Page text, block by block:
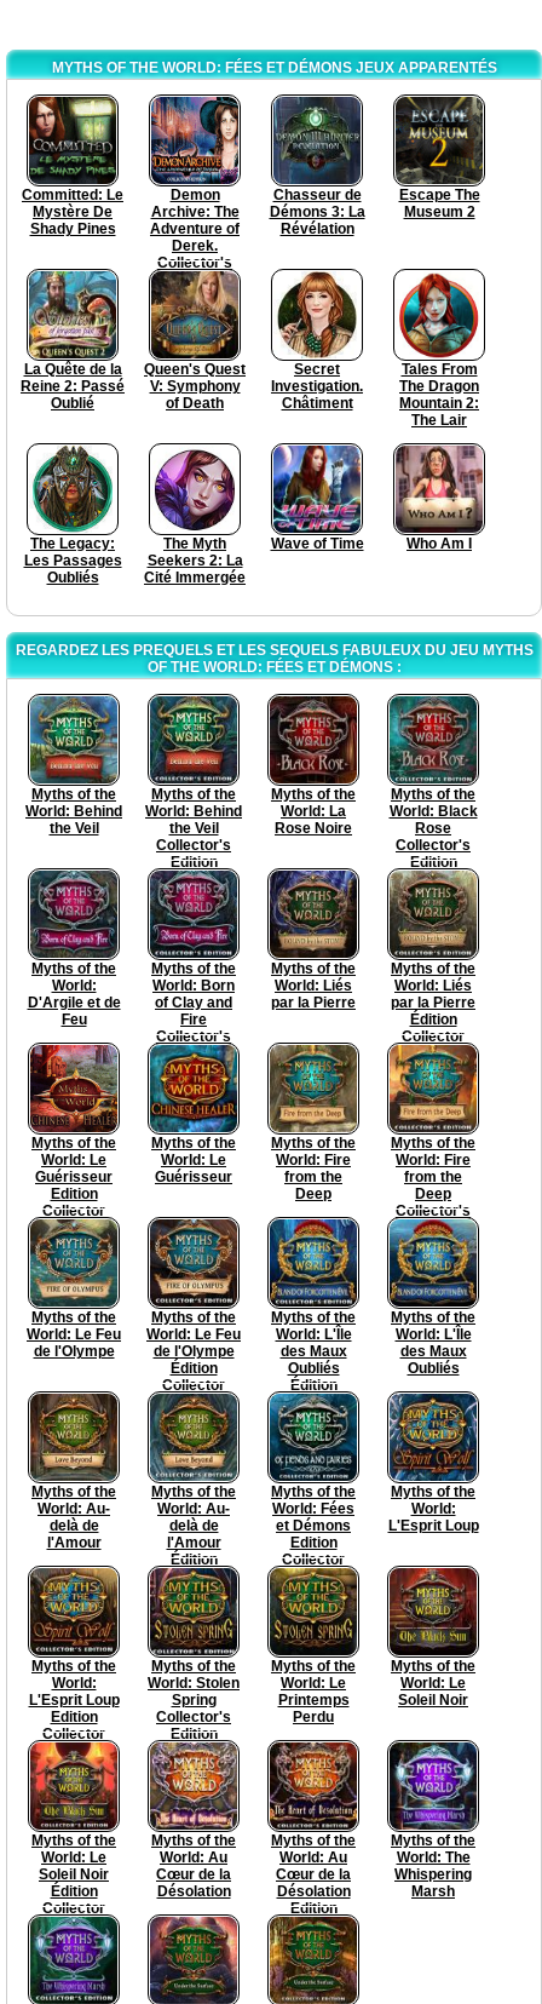
MYTHS OF THE WORLD: FÉES ET DÉMONS JEUX APPARENTÉS
Committed: Le
Mystère De
Shady Pines
Demon
Archive: The
Adventure of
Derek.
Collector's
Edition
Chasseur de
Démons 3: La
Révélation
Escape The
Museum 2
La Quête de la
Reine 2: Passé
Oublié
Queen's Quest
V: Symphony
of Death
Secret
Investigation.
Châtiment
Tales From
The Dragon
Mountain 2:
The Lair
The Legacy:
Les Passages
Oubliés
The Myth
Seekers 2: La
Cité Immergée
Wave of Time Who Am I
REGARDEZ LES PREQUELS ET LES SEQUELS FABULEUX DU JEU MYTHS
OF THE WORLD: FÉES ET DÉMONS :
Myths of the
World: Behind
the Veil
Myths of the
World: Behind
the Veil
Collector's
Edition
Myths of the
World: La
Rose Noire
Myths of the
World: Black
Rose
Collector's
Edition
Myths of the
World:
D'Argile et de
Feu
Myths of the
World: Born
of Clay and
Fire
Collector's
Edition
Myths of the
World: Liés
par la Pierre
Myths of the
World: Liés
par la Pierre
Édition
Collector
Myths of the
World: Le
Guérisseur
Edition
Collector
Myths of the
World: Le
Guérisseur
Myths of the
World: Fire
from the
Deep
Myths of the
World: Fire
from the
Deep
Collector's
Edition
Myths of the
World: Le Feu
de l'Olympe
Myths of the
World: Le Feu
de l'Olympe
Édition
Collector
Myths of the
World: L'Île
des Maux
Oubliés
Édition
Collector
Myths of the
World: L'Île
des Maux
Oubliés
Myths of the
World: Au-
delà de
l'Amour
Myths of the
World: Au-
delà de
l'Amour
Édition
Collector
Myths of the
World: Fées
et Démons
Edition
Collector
Myths of the
World:
L'Esprit Loup
Myths of the
World:
L'Esprit Loup
Edition
Collector
Myths of the
World: Stolen
Spring
Collector's
Edition
Myths of the
World: Le
Printemps
Perdu
Myths of the
World: Le
Soleil Noir
Myths of the
World: Le
Soleil Noir
Édition
Collector
Myths of the
World: Au
Cœur de la
Désolation
Myths of the
World: Au
Cœur de la
Désolation
Edition
Collector
Myths of the
World: The
Whispering
Marsh